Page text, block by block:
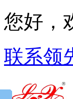
您好，
联系领